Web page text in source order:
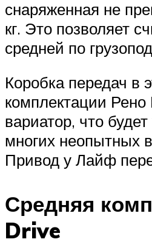
снаряженная не
кг. Это позволяет
средней по
Коробка передач в
комплектации Рено
вариатор, что
многих неопытных
Привод у Лайф
Средняя
Drive